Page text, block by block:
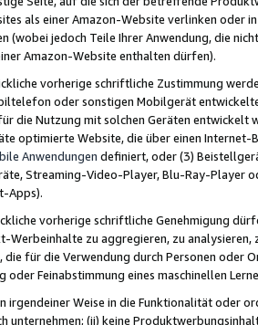
als einer Amazon-Website verlinken oder
(wobei jedoch Teile Ihrer Anwendung, die
Amazon-Website enthalten dürfen).
vorherige schriftliche Zustimmung
oder sonstigen Mobilgerät
die Nutzung mit solchen Geräten
optimierte Website, die über einen
Anwendungen definiert, oder (3)
Streaming-Video-Player, Blu-Ray-Player
Apps).
vorherige schriftliche Genehmigung
Werbeinhalte zu aggregieren, zu
die für die Verwendung durch Personen
oder Feinabstimmung eines maschinellen
irgendeiner Weise in die Funktionalität oder
unternehmen; (ii) keine